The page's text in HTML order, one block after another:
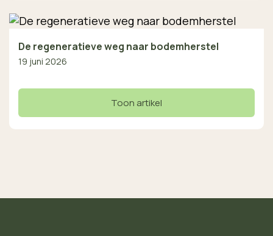
De regeneratieve weg naar bodemherstel
19 juni 2026
Toon artikel